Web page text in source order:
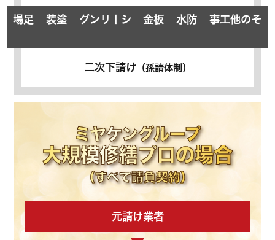
足場 塗装 シーリング 板金 防水 その他工事
二次下請け （孫請体制）
ミヤケングループ
大規模修繕プロの場合
（すべて請負契約）
元請け業者